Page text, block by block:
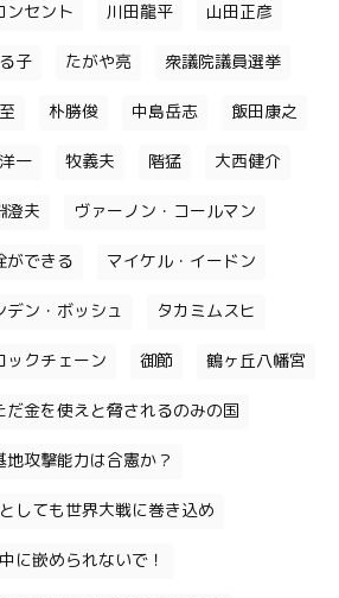
ンセント 川田龍平 山田正彦
子 たがや亮 衆議院議員選挙
朴勝俊 中島岳志 飯田康之
一 牧義夫 階猛 大西健介
澄夫 ヴァーノン・コールマン
ができる マイケル・イードン
デン・ボッシュ タカミムスヒ
ックチェーン 御節 鶴ヶ丘八幡宮
だ金を使えと脅されるのみの国
地攻撃能力は合憲か？
しても世界大戦に巻き込め
に嵌められないで！